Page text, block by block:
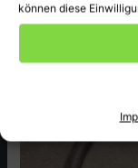
können diese